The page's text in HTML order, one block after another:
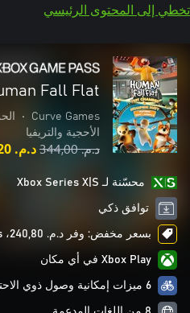
تخطي إلى المحتوى الرئيسي
Fall Flat
Curve Games
•
الأحجية والتريفيا
د.م.‏ 344,00 د.م.‏ 103,20+
محسّنة لـ Xbox Series X|S
توافق ذكي
بسعر مخفض: وفر د.م.‏ 240,80، ends in 5 days
Xbox Play في أي مكان
6 ميزات إمكانية وصول ذوي الاحتياجات الخاصة